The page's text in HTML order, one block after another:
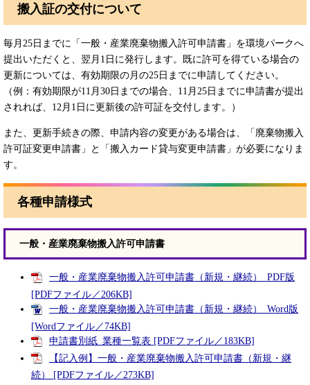
搬入証の交付について
毎月25日までに「一般・産業廃棄物搬入許可申請書」を環境パークへ
提出いただくと、翌月1日に発行します。既に許可を得ている場合の
更新については、有効期限の月の25日までに申請してください。
（例：有効期限が11月30日までの場合、11月25日までに申請書が提出
されれば、12月1日に更新後の許可証を交付します。）
また、更新手続きの際、申請内容の変更がある場合は、「廃棄物搬入
許可証変更申請書」と「搬入カード貸与変更申請書」が必要になりま
す。
各種申請様式
一般・産業廃棄物搬入許可申請書
一般・産業廃棄物搬入許可申請書（新規・継続）_PDF版
[PDFファイル／206KB]
一般・産業廃棄物搬入許可申請書（新規・継続）_Word版
[Wordファイル／74KB]
申請書別紙_業種一覧表 [PDFファイル／183KB]
【記入例】一般・産業廃棄物搬入許可申請書（新規・継
続） [PDFファイル／273KB]